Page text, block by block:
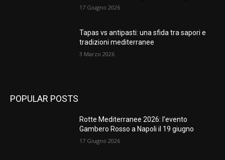
17 Giugno 2026
Tapas vs antipasti: una sfida tra sapori e
tradizioni mediterranee
3 Marzo 2026
POPULAR POSTS
Rotte Mediterranee 2026: l’evento
Gambero Rosso a Napoli il 19 giugno
17 Giugno 2026